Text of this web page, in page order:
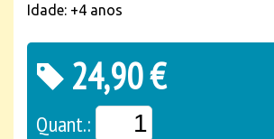
Idade: +4 anos
24,90 €
Quant.: